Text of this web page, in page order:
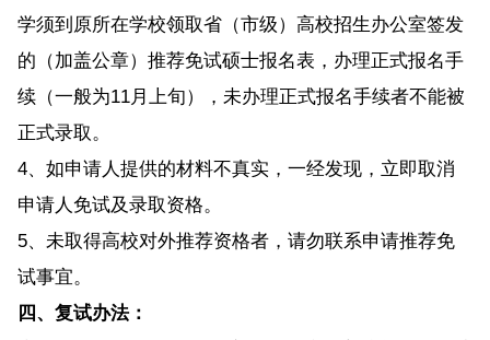
学须到原所在学校领取省（市级）高校招生办公室签发
的（加盖公章）推荐免试硕士报名表，办理正式报名手
续（一般为11月上旬），未办理正式报名手续者不能被
正式录取。
4、如申请人提供的材料不真实，一经发现，立即取消
申请人免试及录取资格。
5、未取得高校对外推荐资格者，请勿联系申请推荐免
试事宜。
四、复试办法：